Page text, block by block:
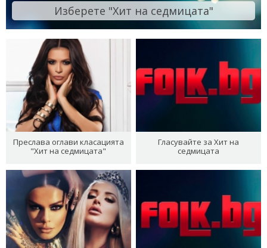
Изберете "Хит на седмицата"
Преслава оглави класацията
"Хит на седмицата"
Гласувайте за Хит на
седмицата